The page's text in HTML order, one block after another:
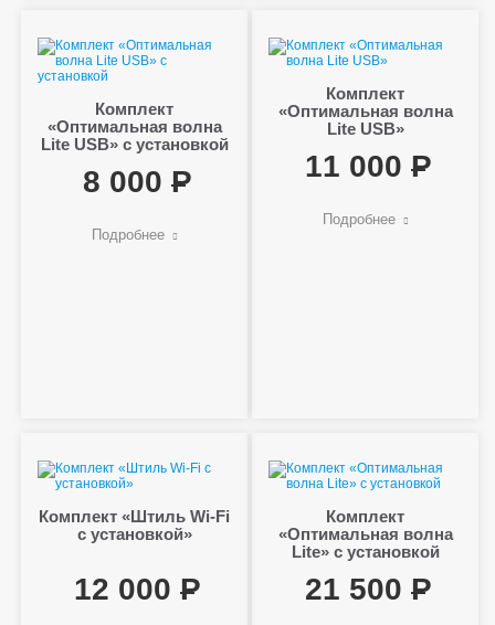
Комплект
«Оптимальная волна
Lite USB» с установкой
8 000
Подробнее
Комплект
«Оптимальная волна
Lite USB»
11 000
Подробнее
Комплект «Штиль Wi-Fi
с установкой»
12 000
Комплект
«Оптимальная волна
Lite» с установкой
21 500